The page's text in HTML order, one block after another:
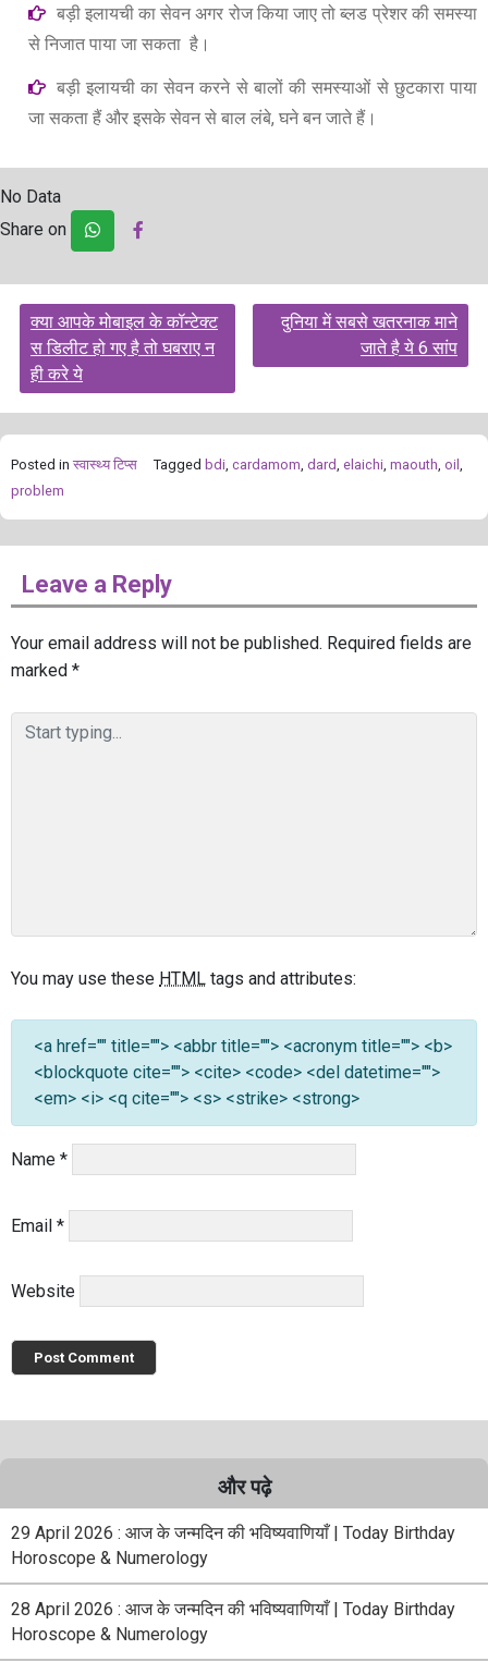
बड़ी इलायची का सेवन अगर रोज किया जाए तो ब्लड प्रेशर की समस्या
से निजात पाया जा सकता है।
बड़ी इलायची का सेवन करने से बालों की समस्याओं से छुटकारा पाया
जा सकता हैं और इसके सेवन से बाल लंबे, घने बन जाते हैं।
No Data
Share on
Post
navigation
क्या आपके मोबाइल के कॉन्टेक्ट
स डिलीट हो गए है तो घबराए न
ही करे ये
दुनिया में सबसे खतरनाक माने
जाते है ये 6 सांप
Posted in स्‍वास्‍थ्‍य टिप्‍स Tagged bdi cardamom dard elaichi maouth oil
problem
Leave a Reply
Your email address will not be published. Required fields are
marked *
You may use these HTML tags and attributes:
<a href="" title=""> <abbr title=""> <acronym title=""> <b>
<blockquote cite=""> <cite> <code> <del datetime="">
<em> <i> <q cite=""> <s> <strike> <strong>
Name *
Email *
Website
और पढ़े
29 April 2026 : आज के जन्मदिन की भविष्यवाणियाँ | Today Birthday
Horoscope & Numerology
28 April 2026 : आज के जन्मदिन की भविष्यवाणियाँ | Today Birthday
Horoscope & Numerology